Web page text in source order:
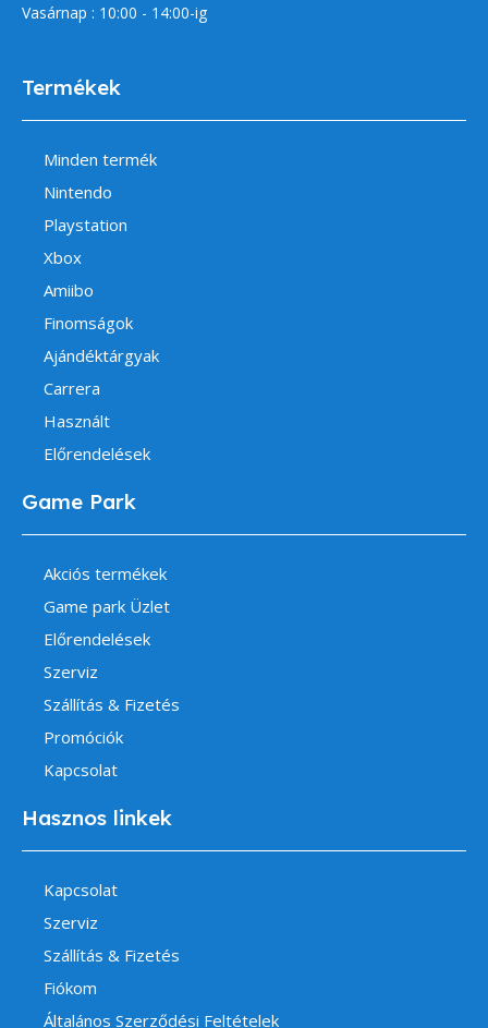
Vasárnap : 10:00 - 14:00-ig
Termékek
Minden termék
Nintendo
Playstation
Xbox
Amiibo
Finomságok
Ajándéktárgyak
Carrera
Használt
Előrendelések
Game Park
Akciós termékek
Game park Üzlet
Előrendelések
Szerviz
Szállítás & Fizetés
Promóciók
Kapcsolat
Hasznos linkek
Kapcsolat
Szerviz
Szállítás & Fizetés
Fiókom
Általános Szerződési Feltételek